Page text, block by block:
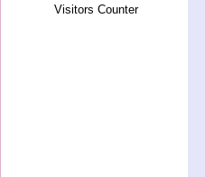
Visitors Counter